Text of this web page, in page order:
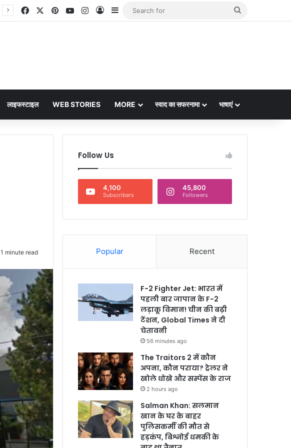
FacebookPinterestYouTubeInstagram
Log InSidebar
लाइफस्टाइल WEB STORIES MORE स्वाद का सफरनामा भाषाएं
1 minute read
Follow Us
4,100
Subscribers
45,800
Followers
Popular Recent
F-2 Fighter Jet: भारत में
पहली बार जापान के F-2
लड़ाकू विमान! चीन की बढ़ी
टेंशन, Global Times ने दी
चेतावनी
56 minutes ago
The Traitors 2 में कौन
अपना, कौन पराया? ट्रेलर ने
खोले धोखे और सस्पेंस के राज
2 hours ago
Salman Khan: सलमान
खान के घर के बाहर
पुलिसकर्मी की मौत से
हड़कंप, बिश्नोई धमकी के